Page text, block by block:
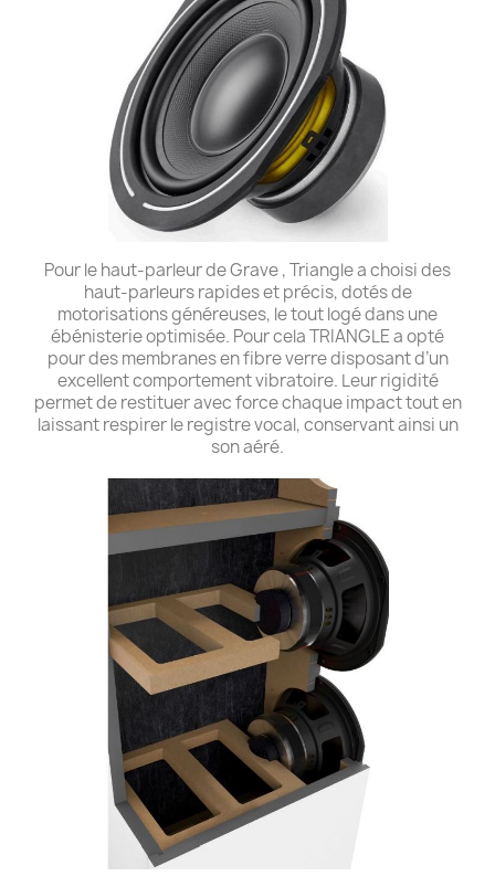
Pour le haut-parleur de Grave , Triangle a choisi des
haut-parleurs rapides et précis, dotés de
motorisations généreuses, le tout logé dans une
ébénisterie optimisée. Pour cela TRIANGLE a opté
pour des membranes en fibre verre disposant d’un
excellent comportement vibratoire. Leur rigidité
permet de restituer avec force chaque impact tout en
laissant respirer le registre vocal, conservant ainsi un
son aéré.